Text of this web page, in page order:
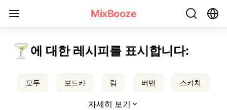
MixBooze
🍸에 대한 레시피를 표시합니다:
모두 보드카 럼 버번 스카치
자세히 보기